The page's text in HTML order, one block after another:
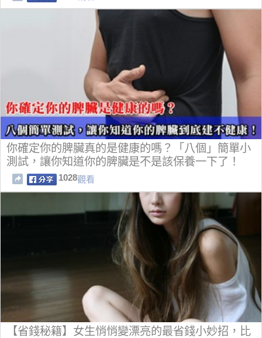
你確定你的脾臟真的是健康的嗎？「八個」簡單小
測試，讓你知道你的脾臟是不是該保養一下了！
1028觀看
【省錢秘籍】女生悄悄變漂亮的最省錢小妙招，比